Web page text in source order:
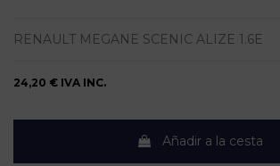
RENAULT MEGANE SCENIC ALIZE 1.6E
24,20 € IVA INC.
Añadir a la cesta